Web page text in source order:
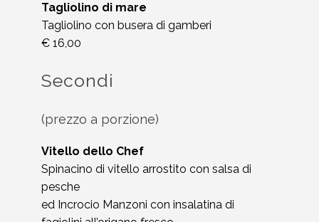
Tagliolino di mare
Tagliolino con busera di gamberi
€ 16,00
Secondi
(prezzo a porzione)
Vitello dello Chef
Spinacino di vitello arrostito con salsa di
pesche
ed Incrocio Manzoni con insalatina di